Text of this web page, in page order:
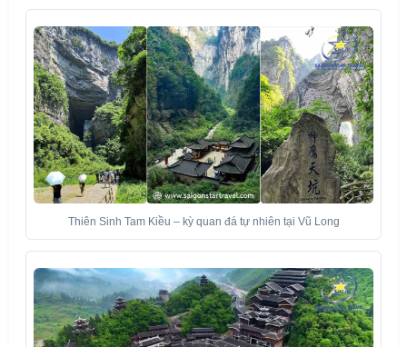
Thiên Sinh Tam Kiều – kỳ quan đá tự nhiên tại Vũ Long